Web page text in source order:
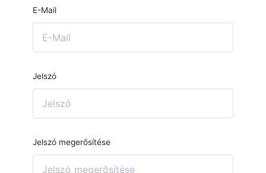
E-Mail
Jelszó
Jelszó megerősítése